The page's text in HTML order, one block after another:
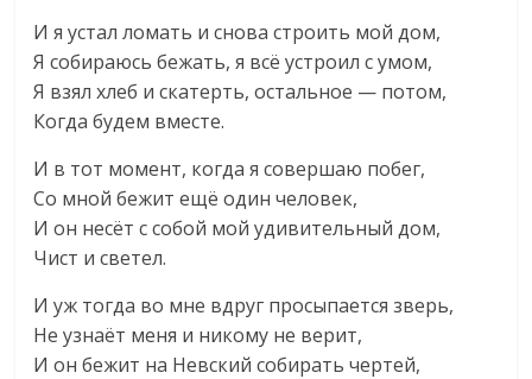
И я устал ломать и снова строить мой дом,
Я собираюсь бежать, я всё устроил с умом,
Я взял хлеб и скатерть, остальное — потом,
Когда будем вместе.
И в тот момент, когда я совершаю побег,
Со мной бежит ещё один человек,
И он несёт с собой мой удивительный дом,
Чист и светел.
И уж тогда во мне вдруг просыпается зверь,
Не узнаёт меня и никому не верит,
И он бежит на Невский собирать чертей,